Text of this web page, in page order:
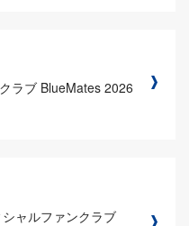
ラブ BlueMates 2026
ャルファンクラブ